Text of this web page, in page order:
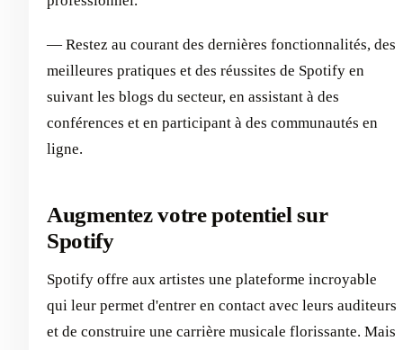
— Restez au courant des dernières fonctionnalités, des
meilleures pratiques et des réussites de Spotify en
suivant les blogs du secteur, en assistant à des
conférences et en participant à des communautés en
ligne.
Augmentez votre potentiel sur
Spotify
Spotify offre aux artistes une plateforme incroyable
qui leur permet d'entrer en contact avec leurs auditeurs
et de construire une carrière musicale florissante. Mais